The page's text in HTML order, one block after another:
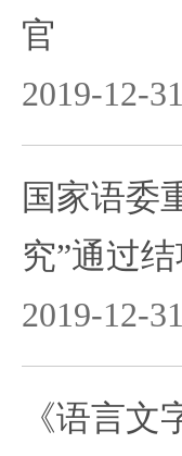
官
2019-12-31
国家语委
究”通过
2019-12-31
《语言